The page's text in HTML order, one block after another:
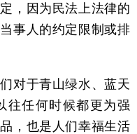
，因为民法上法律的
事人的约定限制或排
于青山绿水、蓝天
往任何时候都更为强
，也是人们幸福生活